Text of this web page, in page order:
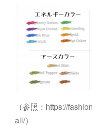
（参照：https://
all/）